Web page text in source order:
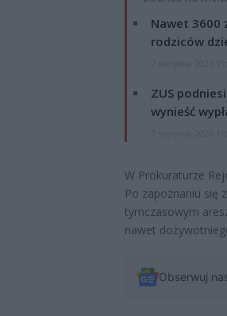
Nawet 3600
rodziców
ZUS
wynieść
W Prokuraturze
Po zapoznaniu się
tymczasowym
nawet
Obserwuj